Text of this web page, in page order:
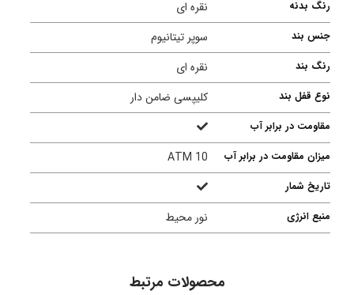
رنگ بدنه نقره ای
جنس بند سوپر تیتانیوم
رنگ بند نقره ای
نوع قفل بند کلیپسی ضامن دار
مقاومت در برابر آب
میزان مقاومت در برابر آب
10 ATM
تاریخ شمار
منبع انرژی
نور محیط
محصولات مرتبط